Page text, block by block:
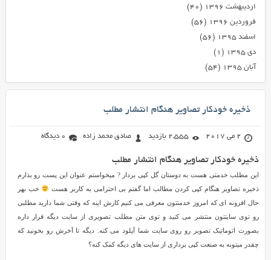
اردیبهشت ۱۳۹۶
(۴۰)
فروردین ۱۳۹۶
(۵۶)
اسفند ۱۳۹۵
(۵۶)
دی ۱۳۹۵
(۱)
آبان ۱۳۹۵
(۵۴)
ذخیره خودکار تصاویر هنگام انتشار مطلب
2 می 2017 2,555 بازدید صادق محمد زاده 0 دیدگاه
ذخیره خودکار تصاویر هنگام انتشار مطلب
این مطلب خدمتی هست به دوستان گل کپی بردار ? میخواستم عنوان این پست رو بذارم
ذخیره تصاویر هنگام کپی کردن مطالب اما گفتم بی احترامی به کاربر هست
خب بهر
حال افزونه ای که امروز خدمتتون معرفی می کنیم کارش اینه که وقتی شما دارید مطلبی
رو توی سایتتون منتشر می کنید و توی متن مطلب تصویری از سایت دیگه قرار داره
بصورت اتوماتیک تصویر رو روی سایت شما آپلود می کنه. دیگه تا آخرش رو بخونید که
چقدر میتونه به صنعت کپی برداری از سایت های دیگه کمک کنه؟